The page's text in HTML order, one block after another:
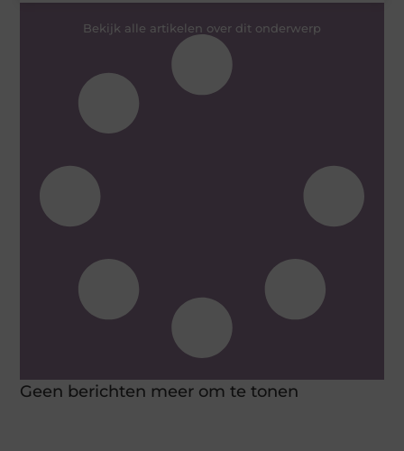
Bekijk alle artikelen over dit onderwerp
Geen berichten meer om te tonen